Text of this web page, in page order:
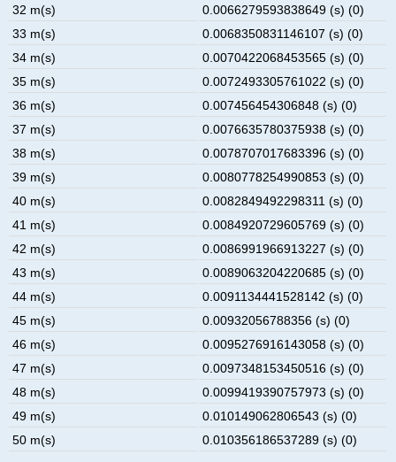
32 m(s)
0.0066279593838649 (s) (0)
33 m(s)
0.0068350831146107 (s) (0)
34 m(s)
0.0070422068453565 (s) (0)
35 m(s)
0.0072493305761022 (s) (0)
36 m(s)
0.007456454306848 (s) (0)
37 m(s)
0.0076635780375938 (s) (0)
38 m(s)
0.0078707017683396 (s) (0)
39 m(s)
0.0080778254990853 (s) (0)
40 m(s)
0.0082849492298311 (s) (0)
41 m(s)
0.0084920729605769 (s) (0)
42 m(s)
0.0086991966913227 (s) (0)
43 m(s)
0.0089063204220685 (s) (0)
44 m(s)
0.0091134441528142 (s) (0)
45 m(s)
0.00932056788356 (s) (0)
46 m(s)
0.0095276916143058 (s) (0)
47 m(s)
0.0097348153450516 (s) (0)
48 m(s)
0.0099419390757973 (s) (0)
49 m(s)
0.010149062806543 (s) (0)
50 m(s)
0.010356186537289 (s) (0)